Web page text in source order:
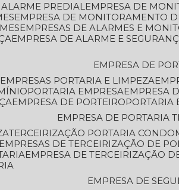
PREDIAL
EMPRESA DE
EMPRESA DE MONITORAMENTO
EMPRESAS DE ALARMES E
EMPRESA DE ALARME E
EMPRESA DE
EMPRESAS PORTARIA E LIMPEZA
PORTARIA EMPRESA
EMPRESA
EMPRESA DE PORTEIRO
EMPRESA DE PORTARIA
TERCEIRIZAÇÃO PORTARIA
EMPRESAS DE TERCEIRIZAÇÃO DE
EMPRESA DE TERCEIRIZAÇÃO
EMPRESA DE